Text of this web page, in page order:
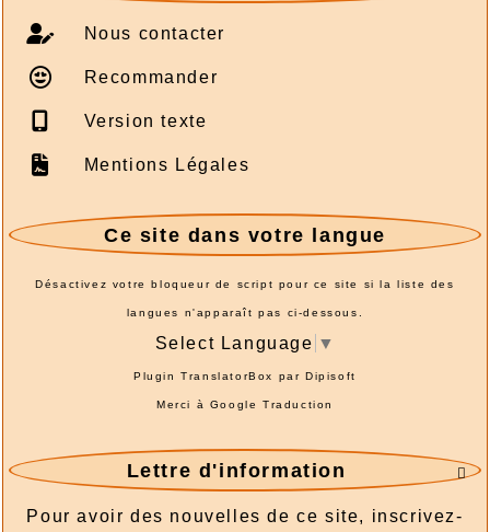
Nous contacter
Recommander
Version texte
Mentions Légales
Ce site dans votre langue
Désactivez votre bloqueur de script pour ce site si la liste des
langues n'apparaît pas ci-dessous.
Select Language ▼
Plugin TranslatorBox parDipisoft
Merci à Google Traduction

Lettre d'information
Pour avoir des nouvelles de ce site, inscrivez-